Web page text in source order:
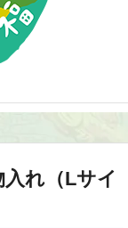
れ（Lサイ